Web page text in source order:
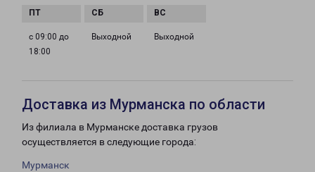
с 09:00 до
18:00
Выходной Выходной
Доставка из Мурманска по области
Из филиала в Мурманске доставка грузов
осуществляется в следующие города:
Мурманск